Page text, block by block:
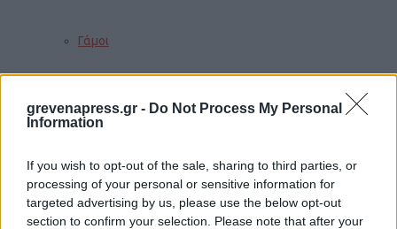
grevenapress.gr - Do Not Process My Personal
Information
If you wish to opt-out of the sale, sharing to third parties, or
processing of your personal or sensitive information for
targeted advertising by us, please use the below opt-out
section to confirm your selection. Please note that after your
Γάμοι
Δρομολόγια
Εορτολόγιο